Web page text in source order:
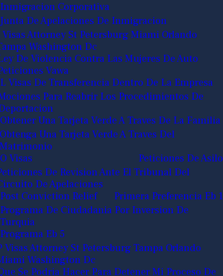
Inmigracion Corporativa
Junta De Apelaciones De Inmigracion
Visas Attorney St Petersburg Miami Orlando
Washington Dc
De Violencia Contra Las Mujeres De Auto
Vawa
L Visas De Transferencia Dentro De La Empresa
Para Reabrir Los Procedimientos De
Obtener Una Tarjeta Verde A Traves De La Familia
Obtenga Una Tarjeta Verde A Traves Del
Matrimonio
O Visas
Peticiones De Asilo
De Revision Ante El Tribunal Del
De Apelaciones
Post Conviction Relief
Primera Preferencia Eb 1
Programa De Ciudadania Por Inversion De
Turquia
Programa Eb 5
Visas Attorney St Petersburg Tampa Orlando
Washington Dc
Se Podria Hacer Para Detener Mi Proceso De